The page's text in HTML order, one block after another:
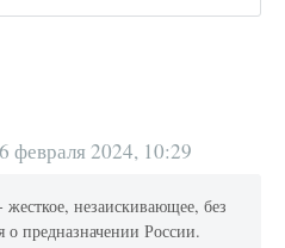
февраля 2024, 10:29
незаискивающее, без
предназначении России.